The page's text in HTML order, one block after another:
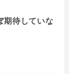
期待していな